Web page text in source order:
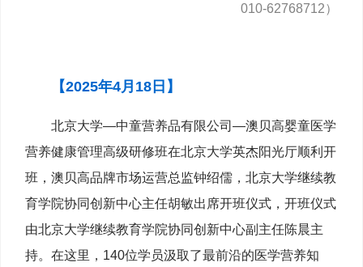
010-62768712）
【2025年4月18日】
北京大学—中童营养品有限公司—澳贝高婴童医学
营养健康管理高级研修班在北京大学英杰阳光厅顺利开
班，澳贝高品牌市场运营总监钟绍儒，北京大学继续教
育学院协同创新中心主任胡敏出席开班仪式，开班仪式
由北京大学继续教育学院协同创新中心副主任陈晨主
持。在这里，140位学员汲取了最前沿的医学营养知